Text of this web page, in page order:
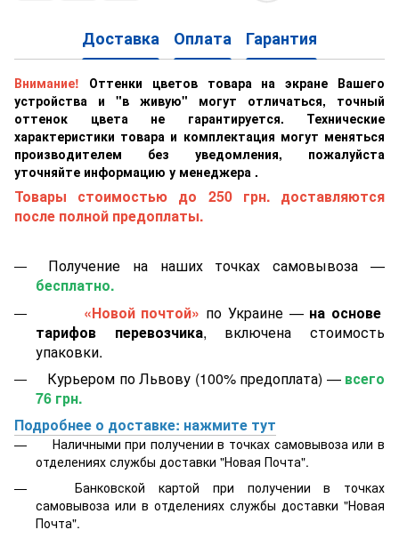
Доставка Оплата Гарантия
Внимание!
Оттенки цветов товара на экране Вашего
устройства и "в живую" могут отличаться, точный
оттенок цвета не гарантируется. Технические
характеристики товара и комплектация могут меняться
производителем без уведомления, пожалуйста
уточняйте информацию у менеджера .
Товары стоимостью до 250 грн. доставляются
после полной предоплаты.
Получение на наших точках самовывоза —
бесплатно.
«Новой почтой» по Украине — на основе
тарифов перевозчика, включена стоимость
упаковки.
Курьером по Львову (100% предоплата) — всего
76 грн.
Подробнее о доставке: нажмите тут
Наличными при получении в точках самовывоза или в
отделениях службы доставки "Новая Почта".
Банковской картой при получении в точках
самовывоза или в отделениях службы доставки "Новая
Почта".